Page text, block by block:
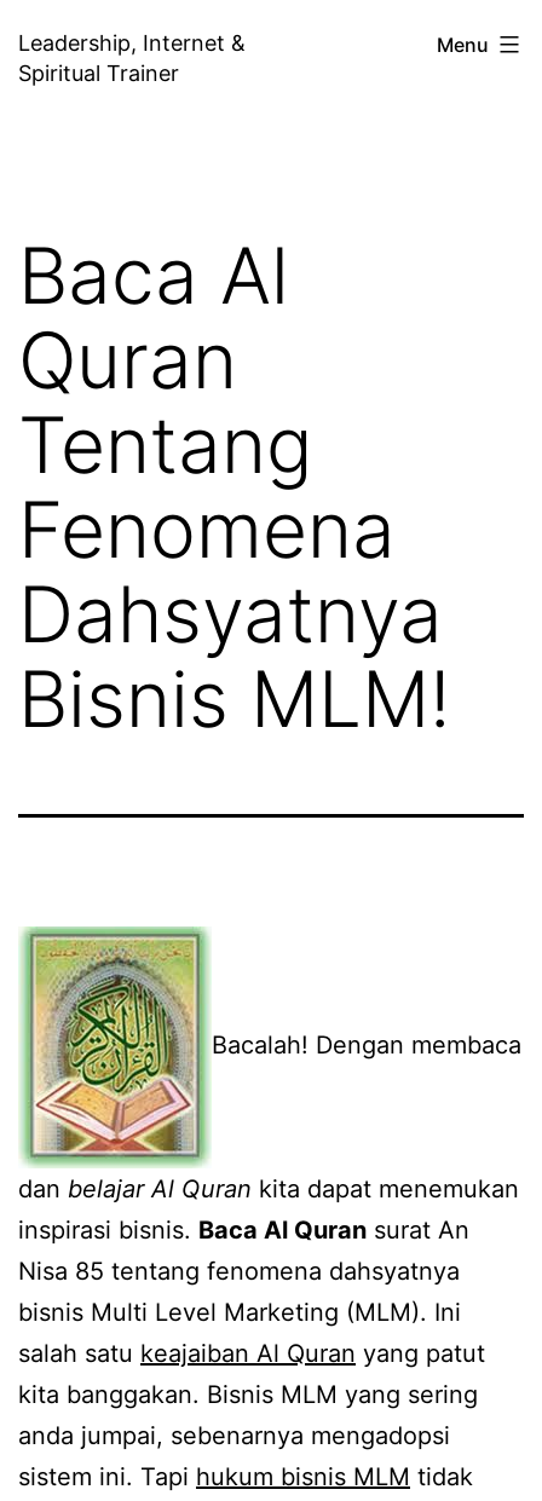
to
Leadership, Internet &
Spiritual Trainer
Menu
Baca Al
Quran
Tentang
Fenomena
Dahsyatnya
Bisnis MLM!
Bacalah! Dengan membaca
dan belajar Al Quran kita dapat menemukan
inspirasi bisnis. Baca Al Quran surat An
Nisa 85 tentang fenomena dahsyatnya
bisnis Multi Level Marketing (MLM). Ini
salah satu keajaiban Al Quran yang patut
kita banggakan. Bisnis MLM yang sering
anda jumpai, sebenarnya mengadopsi
sistem ini. Tapi hukum bisnis MLM tidak